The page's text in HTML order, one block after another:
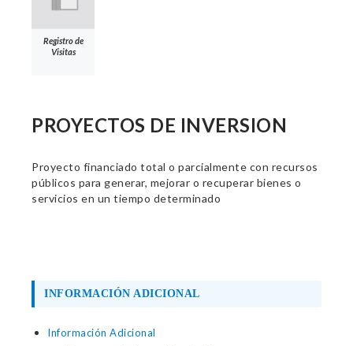
Registro de
Visitas
PROYECTOS DE INVERSION
Proyecto financiado total o parcialmente con recursos
públicos para generar, mejorar o recuperar bienes o
servicios en un tiempo determinado
INFORMACIÓN ADICIONAL
Información Adicional